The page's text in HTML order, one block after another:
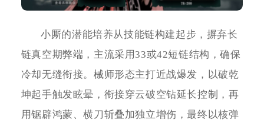
小厮的潜能培养从技能链构建起步，摒弃长
链真空期弊端，主流采用33或42短链结构，确保
冷却无缝衔接。械师形态主打近战爆发，以破乾
坤起手触发眩晕，衔接穿云破空钻延长控制，再
用锯辟鸿蒙、横刀斩叠加独立增伤，最终以核弹